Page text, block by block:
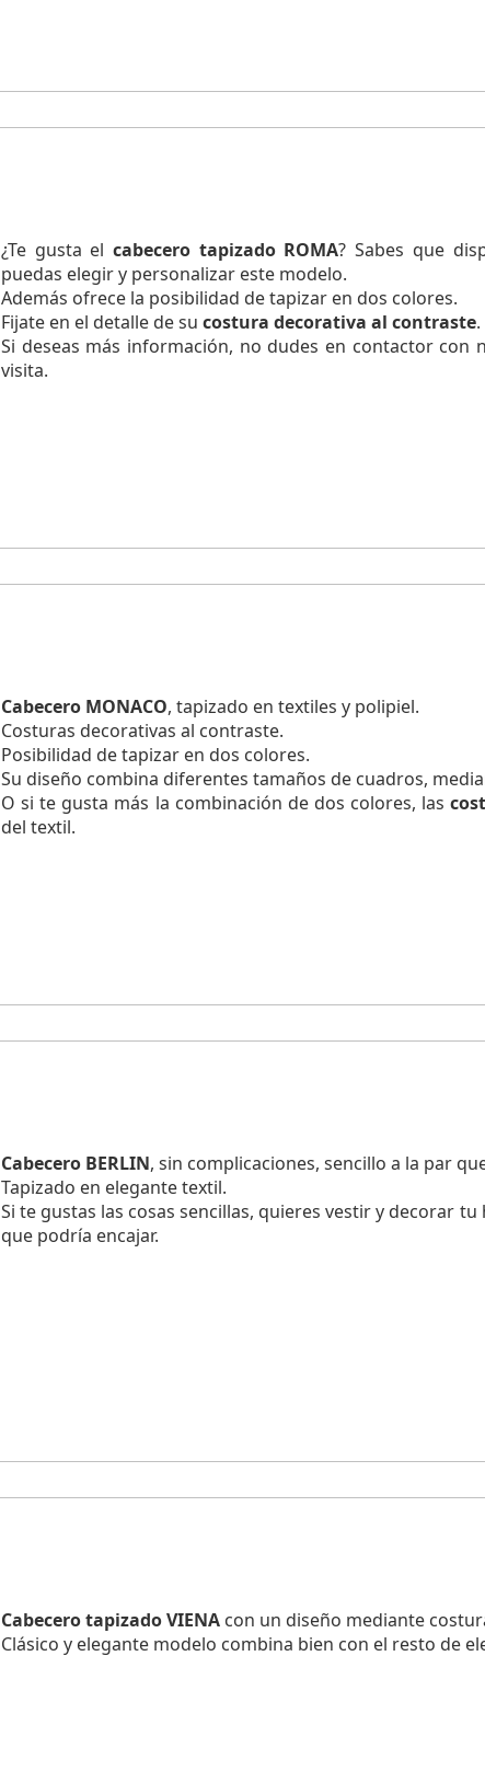
¿Te gusta elcabecero tapizado ROMA? Sabes que
puedas elegir y personalizar este modelo.
Además ofrece la posibilidad de tapizar en dos colores.
Fijate en el detalle de su costura decorativa al contraste
Si deseas más información, no dudes en contactor
visita.
Cabecero MONACO, tapizado en textiles y polipiel.
Costuras decorativas al contraste.
Posibilidad de tapizar en dos colores.
Su diseño combina diferentes tamaños de cuadros,
O si te gusta más la combinación de dos colores, las
del textil.
Cabecero BERLIN, sin complicaciones, sencillo a la par
Tapizado en elegante textil.
Si te gustas las cosas sencillas, quieres vestir y decorar
que podría encajar.
Cabecero tapizado VIENA con un diseño mediante
Clásico y elegante modelo combina bien con el resto de